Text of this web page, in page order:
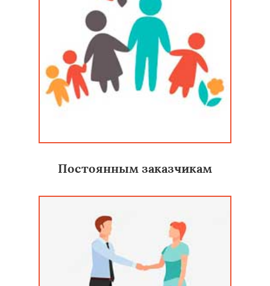
Постоянным заказчикам